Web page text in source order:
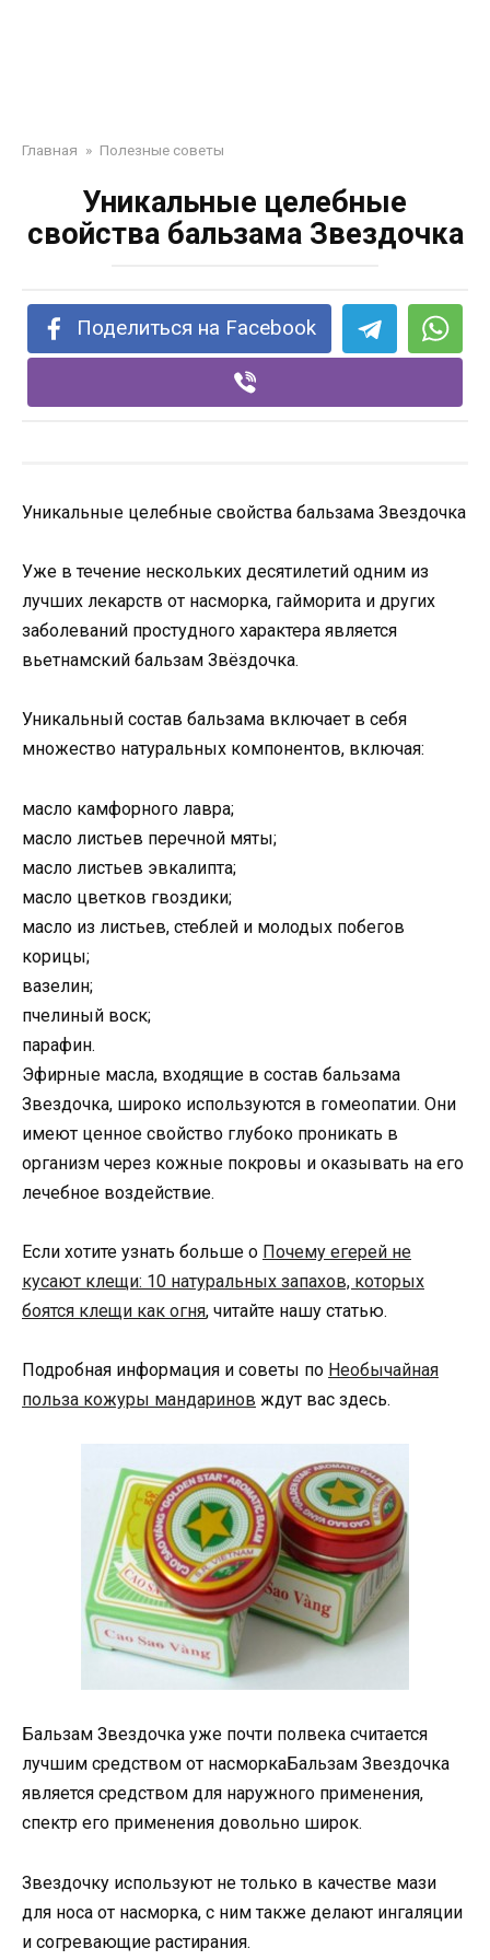
Главная » Полезные советы
Уникальные целебные
свойства бальзама Звездочка
Поделиться на Facebook
Уникальные целебные свойства бальзама Звездочка
Уже в течение нескольких десятилетий одним из
лучших лекарств от насморка, гайморита и других
заболеваний простудного характера является
вьетнамский бальзам Звёздочка.
Уникальный состав бальзама включает в себя
множество натуральных компонентов, включая:
масло камфорного лавра;
масло листьев перечной мяты;
масло листьев эвкалипта;
масло цветков гвоздики;
масло из листьев, стеблей и молодых побегов
корицы;
вазелин;
пчелиный воск;
парафин.
Эфирные масла, входящие в состав бальзама
Звездочка, широко используются в гомеопатии. Они
имеют ценное свойство глубоко проникать в
организм через кожные покровы и оказывать на его
лечебное воздействие.
Если хотите узнать больше о Почему егерей не
кусают клещи: 10 натуральных запахов, которых
боятся клещи как огня, читайте нашу статью.
Подробная информация и советы по Необычайная
польза кожуры мандаринов ждут вас здесь.
Бальзам Звездочка уже почти полвека считается
лучшим средством от насморкаБальзам Звездочка
является средством для наружного применения,
спектр его применения довольно широк.
Звездочку используют не только в качестве мази
для носа от насморка, с ним также делают ингаляции
и согревающие растирания.